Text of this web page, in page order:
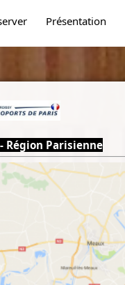
Présentation
Région Parisienne